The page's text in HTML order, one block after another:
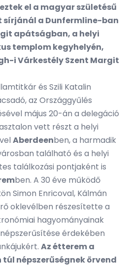
el a magyar születésű
sírjánál a Dunfermline-ban
apátságban, a helyi
templom kegyhelyén,
i Várkestély Szent Margit
és Szili Katalin
az Országgyűlés
május 20-án a delegáció
vett részt a helyi
Aberdeenben, a harmadik
található és a helyi
találkozási pontjaként is
ben. A 30 éve működő
Simon Enricoval, Kálmán
oklevélben részesítette a
hagyományainak
érdekében
Az étterem a
népszerűségnek örvend